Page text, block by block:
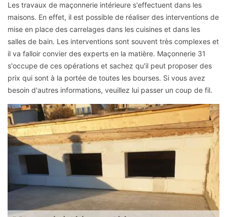
Les travaux de maçonnerie intérieure s'effectuent dans les
maisons. En effet, il est possible de réaliser des interventions de
mise en place des carrelages dans les cuisines et dans les
salles de bain. Les interventions sont souvent très complexes et
il va falloir convier des experts en la matière. Maçonnerie 31
s'occupe de ces opérations et sachez qu'il peut proposer des
prix qui sont à la portée de toutes les bourses. Si vous avez
besoin d'autres informations, veuillez lui passer un coup de fil.